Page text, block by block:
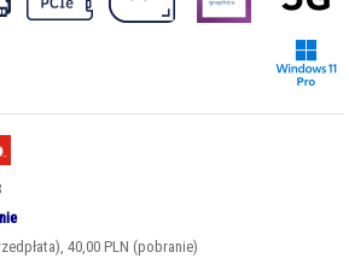
40,00 PLN (pobranie)